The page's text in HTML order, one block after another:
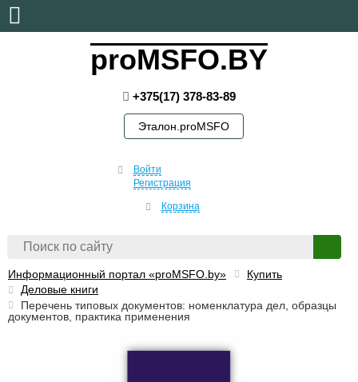
proMSFO.BY
+375(17) 378-83-89
Эталон.proMSFO
Войти
Регистрация
Корзина
Информационный портал «proMSFO.by»
Купить
Деловые книги
Перечень типовых документов: номенклатура дел, образцы
документов, практика применения